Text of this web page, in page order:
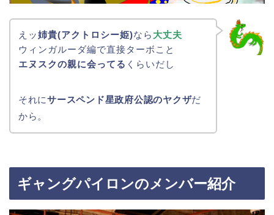
えッ姉貴(アクトロシー姫)なら 大丈夫
ウィンガルーダ編で直接ターボこと
エヌスクの親に会ってる くらいだし
それにサースペンド星政府公認のヤクザだ
から。
ギャングパイロンのメンバー紹介